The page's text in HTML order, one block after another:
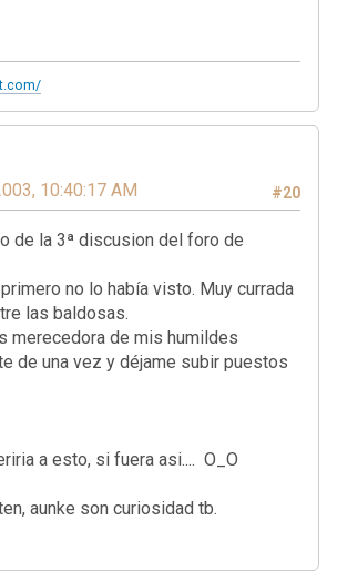
#20
10:40:17 AM
de la 3ª discusion del foro de
no lo había visto. Muy currada
las baldosas.
merecedora de mis humildes
de una vez y déjame subir puestos
a esto, si fuera asi.... O_O
aunke son curiosidad tb.